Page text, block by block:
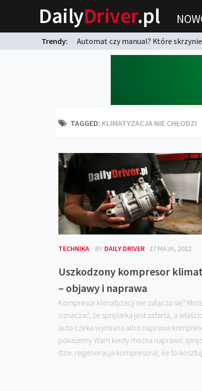
DailyDriver.pl
Trendy: Automat czy manual? Które
TAGGED: KLIMATYZACJA NIE CHŁODZI
TECHNIKA · BY DAILY DRIVER · 27 MAJA, 2022
Uszkodzony kompresor
– objawy i naprawa
Kompresor klimatyzacji nie załącza się?
oznaczać, że sprężarka jest zatarta, a
auta czeka wymiana albo naprawa
pokażemy Wam kiedy można naprawić
(tzw. regeneracja kompresora), ile to kosztuje